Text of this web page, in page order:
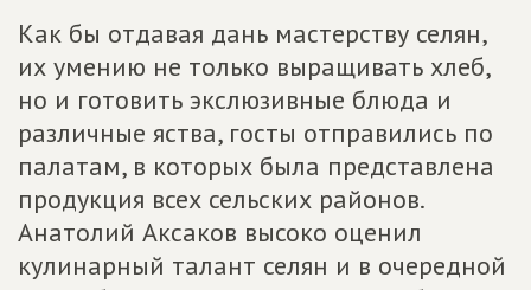
Как бы отдавая дань мастерству селян,
их умению не только выращивать хлеб,
но и готовить экслюзивные блюда и
различные яства, госты отправились по
палатам, в которых была представлена
продукция всех сельских районов.
Анатолий Аксаков высоко оценил
кулинарный талант селян и в очередной